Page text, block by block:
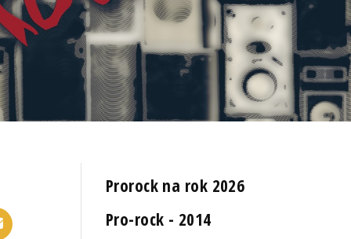
Prorock na rok 2026
Pro-rock - 2014